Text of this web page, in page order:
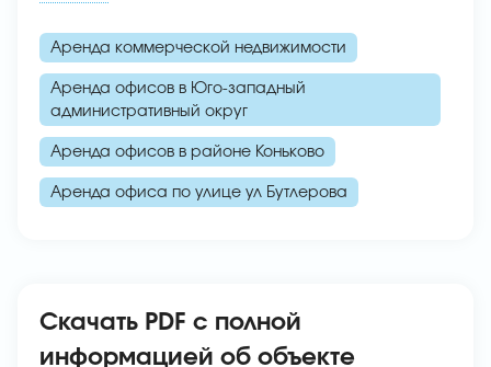
Аренда коммерческой недвижимости
Аренда офисов в Юго-западный
административный округ
Аренда офисов в районе Коньково
Аренда офиса по улице ул Бутлерова
Скачать PDF с полной
информацией об объекте